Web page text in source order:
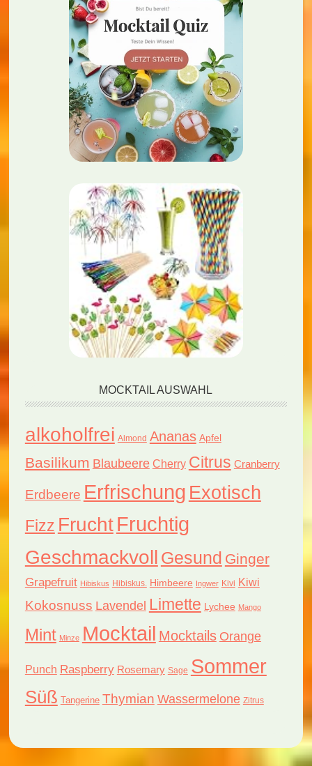
MOCKTAIL AUSWAHL
alkoholfrei Almond Ananas Apfel
Basilikum Blaubeere Cherry Citrus Cranberry
Erdbeere Erfrischung Exotisch
Fizz FruchtFruchtig
Geschmackvoll Gesund Ginger
Grapefruit Hibiskus Hibiskus. Himbeere Ingwer Kivi Kiwi
Kokosnuss Lavendel Limette Lychee Mango
Mint Minze Mocktail Mocktails Orange
Punch Raspberry Rosemary Sage Sommer
Süß Tangerine Thymian Wassermelone Zitrus